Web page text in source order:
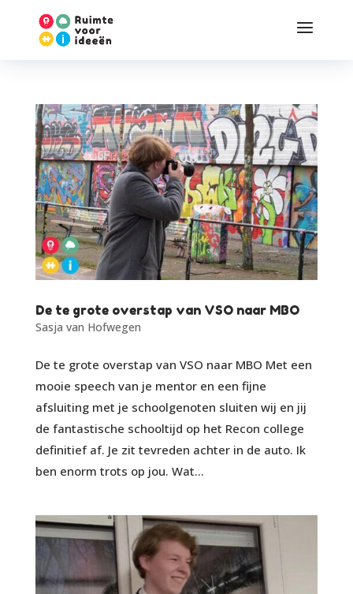
De te grote overstap van VSO naar MBO
Sasja van Hofwegen
De te grote overstap van VSO naar MBO Met een
mooie speech van je mentor en een fijne
afsluiting met je schoolgenoten sluiten wij en jij
de fantastische schooltijd op het Recon college
definitief af. Je zit tevreden achter in de auto. Ik
ben enorm trots op jou. Wat...